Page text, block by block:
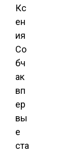
Кс
ен
ия
Со
бч
ак
вп
ер
вы
е
ста